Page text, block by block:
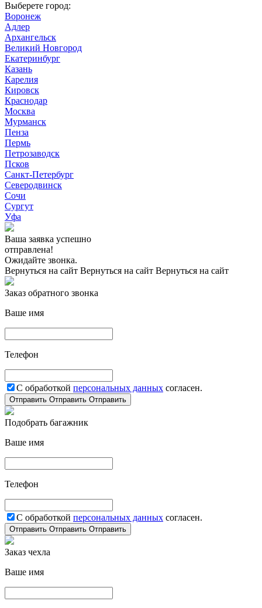
Выберете город:
Воронеж
Адлер
Архангельск
Великий Новгород
Екатеринбург
Казань
Карелия
Кировск
Краснодар
Москва
Мурманск
Пенза
Пермь
Петрозаводск
Псков
Санкт-Петербург
Северодвинск
Сочи
Сургут
Уфа
Ваша заявка успешно
отправлена!
Ожидайте звонка.
Вернуться на сайт Вернуться на сайт Вернуться на сайт
Заказ обратного звонка
Ваше имя
Телефон
С обработкой персональных данных согласен.
Отправить Отправить Отправить
Подобрать багажник
Ваше имя
Телефон
С обработкой персональных данных согласен.
Отправить Отправить Отправить
Заказ чехла
Ваше имя